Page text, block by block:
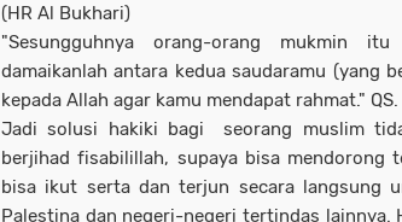
(HR Al Bukhari)
"Sesungguhnya orang-orang mukmin
damaikanlah antara kedua saudaramu (yang
kepada Allah agar kamu mendapat rahmat."
Jadi solusi hakiki bagi seorang muslim
berjihad fisabilillah, supaya bisa mendorong
bisa ikut serta dan terjun secara langsung
Palestina dan negeri-negeri tertindas lainnya.